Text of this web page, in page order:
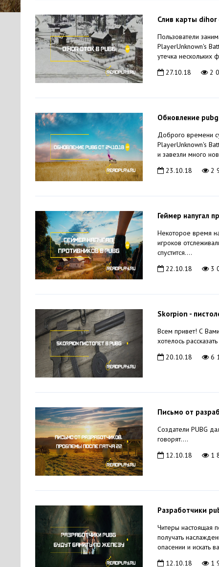
Слив карты
Пользователи
PlayerUnknown's
утечка нескольких
27.10.18
2
Обновление
Доброго времени
PlayerUnknown's
и завезли много
23.10.18
2
Геймер напугал
Некоторое время
игроков
спустится....
22.10.18
3
Skorpion -
Всем привет! С
хотелось
20.10.18
6
Письмо от
Создатели PUBG
говорят....
12.10.18
1
Разработчики
Читеры настоящая
получать
опасении и искать
12.10.18
1